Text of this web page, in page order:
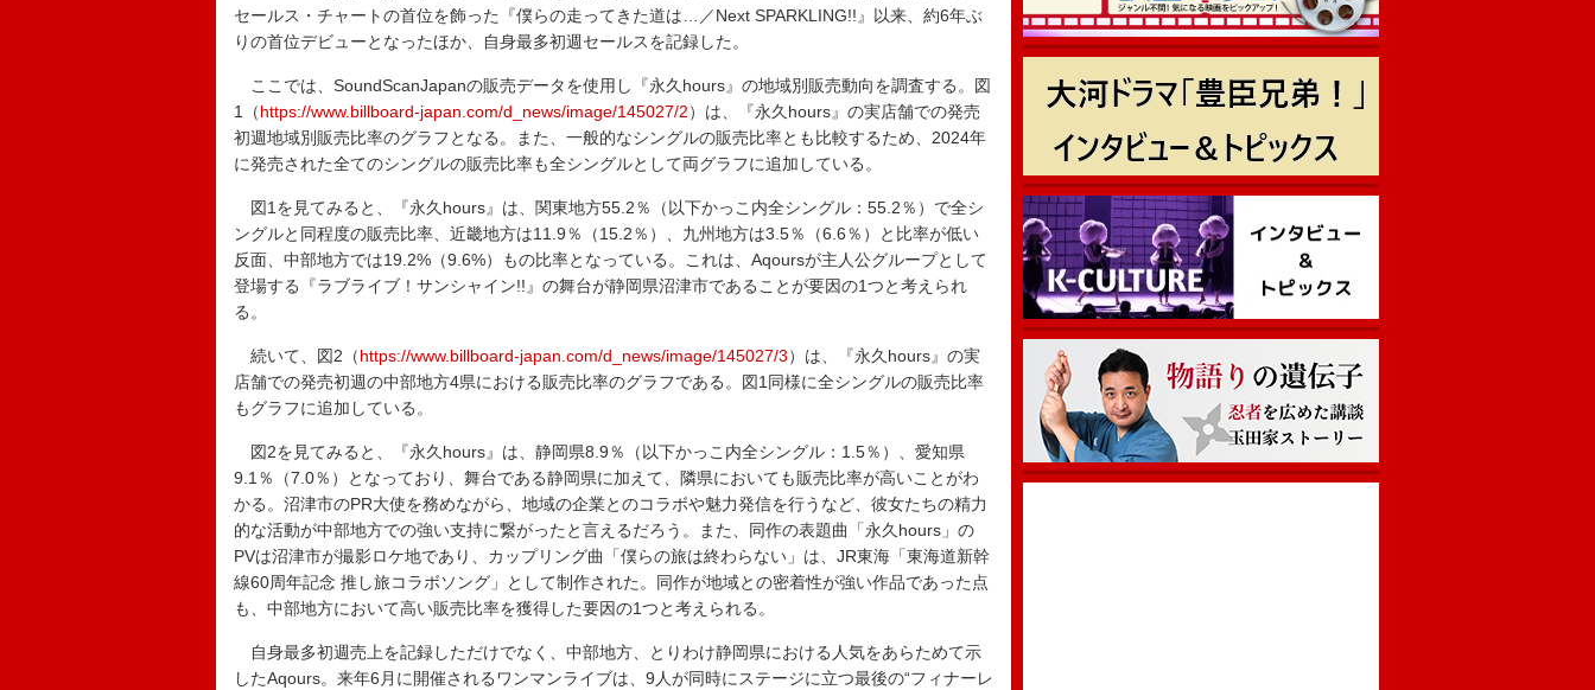
セールス・チャートの首位を飾った『僕らの走ってきた道は…／Next SPARKLING!!』以来、約6年ぶ
りの首位デビューとなったほか、自身最多初週セールスを記録した。
ここでは、SoundScanJapanの販売データを使用し『永久hours』の地域別販売動向を調査する。図
1（https://www.billboard-japan.com/d_news/image/145027/2）は、『永久hours』の実店舗での発売
初週地域別販売比率のグラフとなる。また、一般的なシングルの販売比率とも比較するため、2024年
に発売された全てのシングルの販売比率も全シングルとして両グラフに追加している。
図1を見てみると、『永久hours』は、関東地方55.2％（以下かっこ内全シングル：55.2％）で全シ
ングルと同程度の販売比率、近畿地方は11.9％（15.2％）、九州地方は3.5％（6.6％）と比率が低い
反面、中部地方では19.2%（9.6%）もの比率となっている。これは、Aqoursが主人公グループとして
登場する『ラブライブ！サンシャイン!!』の舞台が静岡県沼津市であることが要因の1つと考えられ
る。
続いて、図2（https://www.billboard-japan.com/d_news/image/145027/3）は、『永久hours』の実
店舗での発売初週の中部地方4県における販売比率のグラフである。図1同様に全シングルの販売比率
もグラフに追加している。
図2を見てみると、『永久hours』は、静岡県8.9％（以下かっこ内全シングル：1.5％）、愛知県
9.1％（7.0％）となっており、舞台である静岡県に加えて、隣県においても販売比率が高いことがわ
かる。沼津市のPR大使を務めながら、地域の企業とのコラボや魅力発信を行うなど、彼女たちの精力
的な活動が中部地方での強い支持に繋がったと言えるだろう。また、同作の表題曲「永久hours」の
PVは沼津市が撮影ロケ地であり、カップリング曲「僕らの旅は終わらない」は、JR東海「東海道新幹
線60周年記念 推し旅コラボソング」として制作された。同作が地域との密着性が強い作品であった点
も、中部地方において高い販売比率を獲得した要因の1つと考えられる。
自身最多初週売上を記録しただけでなく、中部地方、とりわけ静岡県における人気をあらためて示
したAqours。来年6月に開催されるワンマンライブは、9人が同時にステージに立つ最後の“フィナーレ